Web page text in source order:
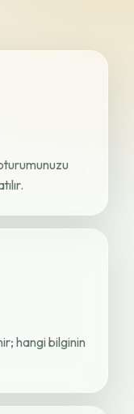
hangi bilginin